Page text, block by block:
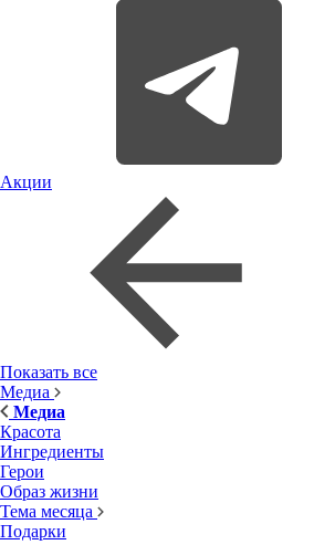
Акции
Показать все
Медиа
Медиа
Красота
Ингредиенты
Герои
Образ жизни
Тема месяца
Подарки